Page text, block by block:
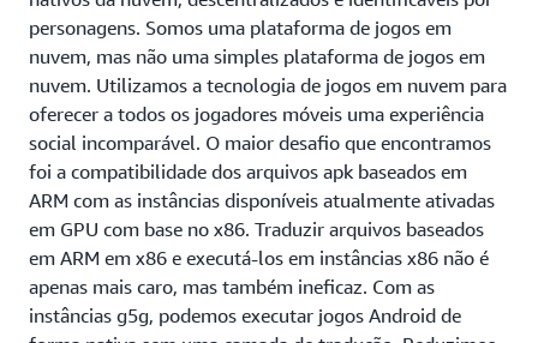
personagens. Somos uma plataforma de jogos em
nuvem, mas não uma simples plataforma de jogos em
nuvem. Utilizamos a tecnologia de jogos em nuvem para
oferecer a todos os jogadores móveis uma experiência
social incomparável. O maior desafio que encontramos
foi a compatibilidade dos arquivos apk baseados em
ARM com as instâncias disponíveis atualmente ativadas
em GPU com base no x86. Traduzir arquivos baseados
em ARM em x86 e executá-los em instâncias x86 não é
apenas mais caro, mas também ineficaz. Com as
instâncias g5g, podemos executar jogos Android de